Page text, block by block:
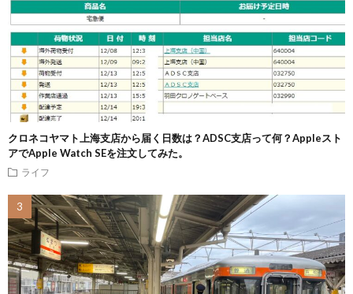
クロネコヤマト上海支店から届く日数は？ADSC支店って何？Appleスト
アでApple Watch SEを注文してみた。
ライフ